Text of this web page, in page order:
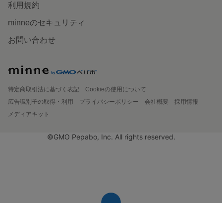
利用規約
minneのセキュリティ
お問い合わせ
特定商取引法に基づく表記
Cookieの使用について
広告識別子の取得・利用
プライバシーポリシー 会社概要
採用情報
メディアキット
©GMO Pepabo, Inc. All rights reserved.